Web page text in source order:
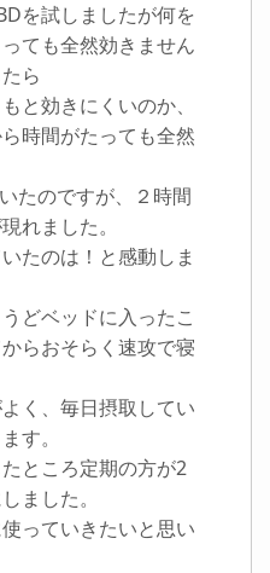
を試しましたが何を
ても全然効きません
ら
と効きにくいのか、
時間がたっても全然
たのですが、２時間
れました。
たのは！と感動しま
どベッドに入ったこ
らおそらく速攻で寝
く、毎日摂取してい
す。
ところ定期の方が2
ました。
っていきたいと思い